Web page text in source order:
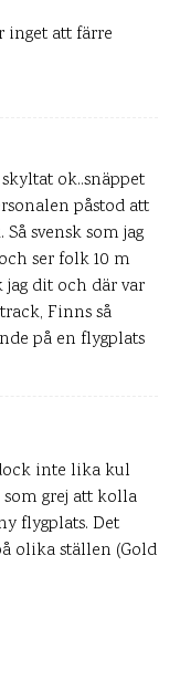
inget att färre
ok..snäppet
påstod att
svensk som jag
ser folk 10 m
jag dit och där var
Finns så
på en flygplats
inte lika kul
grej att kolla
flygplats. Det
olika ställen (Gold